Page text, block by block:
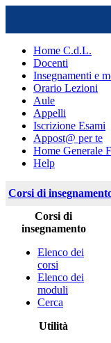
Home C.d.L.
Docenti
Insegnamenti e
Orario Lezioni
Aule
Appelli
Iscrizione Esami
Appost@ per te
Home Generale
Help
Corsi di
Corsi di
insegnamento
Elenco dei
corsi
Elenco dei
moduli
Cerca
Utilità